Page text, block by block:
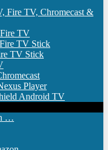
Fire TV, Chromecast &
TV
TV Stick
TV Stick
Player
Android TV
…